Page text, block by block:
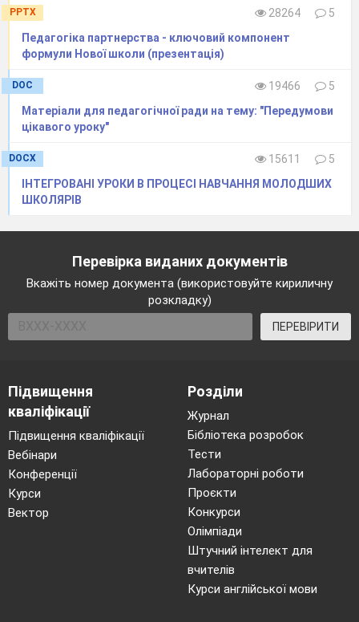
Там стоїть пеньочок.
1 Зайчик
На пеньочок сіло тісто,
Їжачок
Сонце припікало,
Тісто зомлівало.
Весна
Що ж, ходімо усі разом
Тісто знайдемо одразу.
Що я бачу, а де ж тісто?
Ведмедик
Замість нього – коровай!
І духмяний
І рум’яний
2 вовчик
Разом
Ай – ай – ай
З’являеться сорока
Подивіться–но звірята,
Не дивитись – куштувати
PPTX 28264
5
Педагогіка партнерства - ключовий компонент
формули Нової школи (презентація)
DOC 19466
5
Матеріали для педагогічної ради на тему: "Передумови
цікавого уроку"
DOCX 15611
5
ІНТЕГРОВАНІ УРОКИ В ПРОЦЕСІ НАВЧАННЯ МОЛОДШИХ
ШКОЛЯРІВ
Перевірка виданих документів
Вкажіть номер документа (використовуйте кириличну
розкладку)
ПЕРЕВІРИТИ
Підвищення
кваліфікації
Підвищення кваліфікації
Вебінари
Конференції
Курси
Вектор
Розділи
Журнал
Бібліотека розробок
Тести
Лабораторні роботи
Проєкти
Конкурси
Олімпіади
Штучний інтелект для
вчителів
Курси англійської мови